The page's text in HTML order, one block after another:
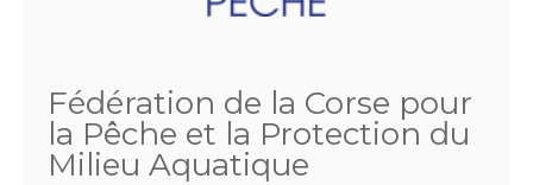
Fédération de la Corse pour
la Pêche et la Protection du
Milieu Aquatique